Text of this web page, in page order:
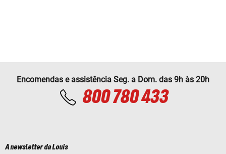
Encomendas e assistência Seg. a Dom. das 9h às 20h
800 780 433
A newsletter da Louis